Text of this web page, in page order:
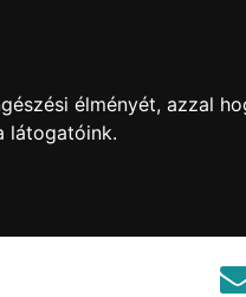
élményét, azzal
látogatóink.